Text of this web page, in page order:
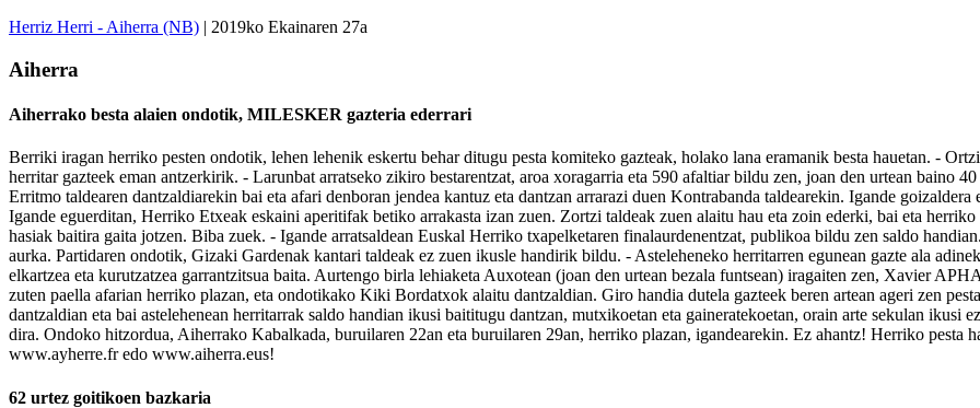
Herriz Herri - Aiherra (NB) | 2019ko Ekainaren 27a
Aiherra
Aiherrako besta alaien ondotik, MILESKER gazteria ederrari
Berriki iragan herriko pesten ondotik, lehen lehenik eskertu behar ditugu pesta komiteko gazteak, holako lana eramanik besta hauetan. -
herritar gazteek eman antzerkirik. - Larunbat arratseko zikiro bestarentzat, aroa xoragarria eta 590 afaltiar bildu zen, joan den urtean baino
Erritmo taldearen dantzaldiarekin bai eta afari denboran jendea kantuz eta dantzan arrarazi duen Kontrabanda taldearekin. Igande
Igande eguerditan, Herriko Etxeak eskaini aperitifak betiko arrakasta izan zuen. Zortzi taldeak zuen alaitu hau eta zoin ederki, bai eta
hasiak baitira gaita jotzen. Biba zuek. - Igande arratsaldean Euskal Herriko txapelketaren finalaurdenentzat, publikoa bildu zen saldo
aurka. Partidaren ondotik, Gizaki Gardenak kantari taldeak ez zuen ikusle handirik bildu. - Asteleheneko herritarren egunean gazte ala
elkartzea eta kurutzatzea garrantzitsua baita. Aurtengo birla lehiaketa Auxotean (joan den urtean bezala funtsean) iragaiten zen, Xavier
zuten paella afarian herriko plazan, eta ondotikako Kiki Bordatxok alaitu dantzaldian. Giro handia dutela gazteek beren artean ageri zen
dantzaldian eta bai astelehenean herritarrak saldo handian ikusi baititugu dantzan, mutxikoetan eta gaineratekoetan, orain arte sekulan ikusi
dira. Ondoko hitzordua, Aiherrako Kabalkada, buruilaren 22an eta buruilaren 29an, herriko plazan, igandearekin. Ez ahantz! Herriko pesta
www.ayherre.fr edo www.aiherra.eus!
62 urtez goitikoen bazkaria